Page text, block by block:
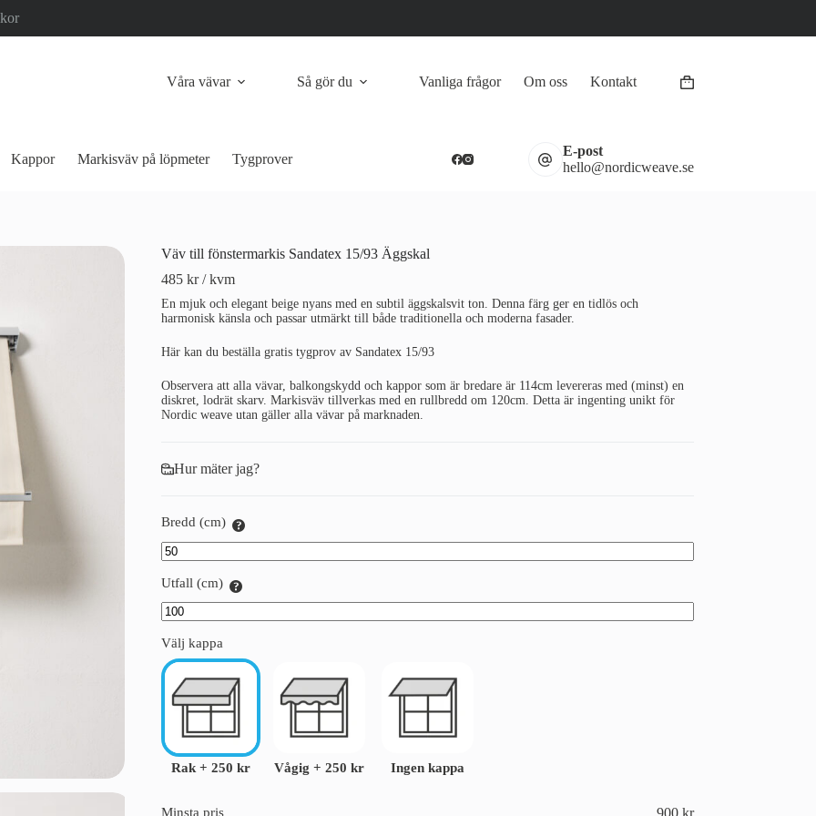
Våra vävar Så gör du Vanliga frågor Om oss Kontakt Varukorg
Kappor Markisväv på löpmeter Tygprover
E-post
hello@nordicweave.se
Väv till fönstermarkis Sandatex 15/93 Äggskal
485 kr / kvm
En mjuk och elegant beige nyans med en subtil äggskalsvit ton. Denna färg ger en tidlös och
harmonisk känsla och passar utmärkt till både traditionella och moderna fasader.
Här kan du beställa gratis tygprov av Sandatex 15/93
Observera att alla vävar, balkongskydd och kappor som är bredare är 114cm levereras med (minst) en
diskret, lodrät skarv. Markisväv tillverkas med en rullbredd om 120cm. Detta är ingenting unikt för
Nordic weave utan gäller alla vävar på marknaden.
Hur mäter jag?
Bredd (cm)
Utfall (cm)
Välj kappa
Rak+ 250 kr Vågig + 250 kr Ingen kappa
Minsta pris